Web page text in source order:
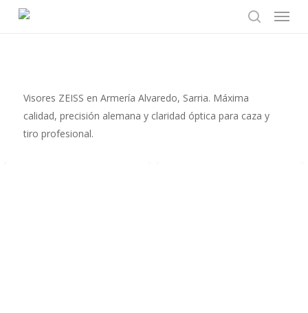
Menu
Visores ZEISS en Armería Alvaredo, Sarria. Máxima
calidad, precisión alemana y claridad óptica para caza y
tiro profesional.